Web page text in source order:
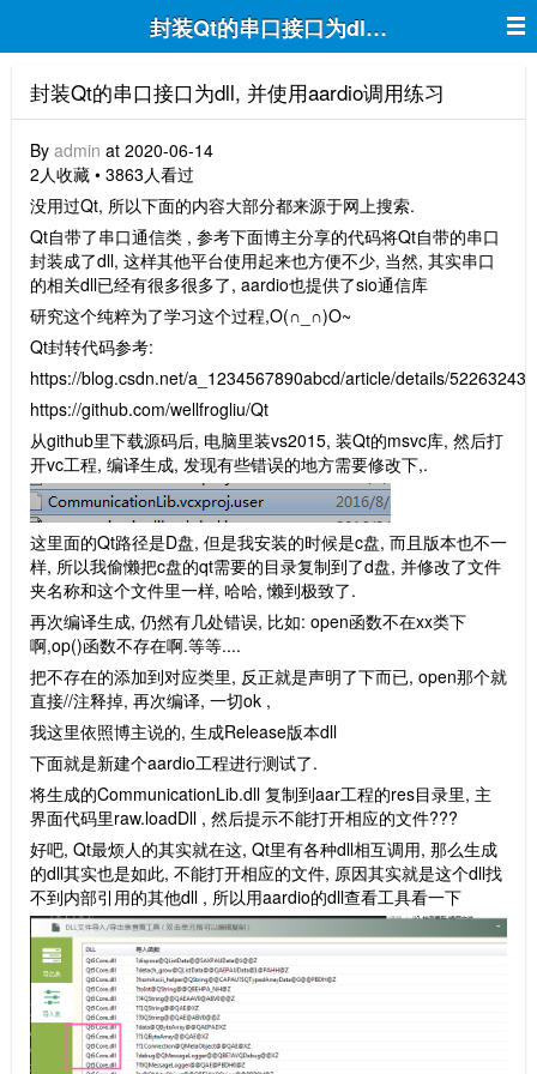
封装Qt的串口接口为dll, 并使用aardio
封装Qt的串口接口为dll, 并使用aardio调用练习
By admin at 2020-06-14
2人收藏 • 3863人看过
没用过Qt, 所以下面的内容大部分都来源于网上搜索.
Qt自带了串口通信类 , 参考下面博主分享的代码将Qt自带的串口
封装成了dll, 这样其他平台使用起来也方便不少, 当然, 其实串口
的相关dll已经有很多很多了, aardio也提供了sio通信库
研究这个纯粹为了学习这个过程,O(∩_∩)O~
Qt封转代码参考:
https://blog.csdn.net/a_1234567890abcd/article/details/52263243
https://github.com/wellfrogliu/Qt
从github里下载源码后, 电脑里装vs2015, 装Qt的msvc库, 然后打
开vc工程, 编译生成, 发现有些错误的地方需要修改下,.
这里面的Qt路径是D盘, 但是我安装的时候是c盘, 而且版本也不一
样, 所以我偷懒把c盘的qt需要的目录复制到了d盘, 并修改了文件
夹名称和这个文件里一样, 哈哈, 懒到极致了.
再次编译生成, 仍然有几处错误, 比如: open函数不在xx类下
啊,op()函数不存在啊.等等....
把不存在的添加到对应类里, 反正就是声明了下而已, open那个就
直接//注释掉, 再次编译, 一切ok ,
我这里依照博主说的, 生成Release版本dll
下面就是新建个aardio工程进行测试了.
将生成的CommunicationLib.dll 复制到aar工程的res目录里, 主
界面代码里raw.loadDll , 然后提示不能打开相应的文件???
好吧, Qt最烦人的其实就在这, Qt里有各种dll相互调用, 那么生成
的dll其实也是如此, 不能打开相应的文件, 原因其实就是这个dll找
不到内部引用的其他dll , 所以用aardio的dll查看工具看一下